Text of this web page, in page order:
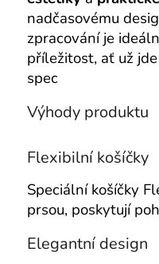
nadčasovému
zpracování je
příležitost, ať už
spec
Výhody produktu
Flexibilní košíčky
Speciální košíčky
prsou, poskytují
Elegantní design